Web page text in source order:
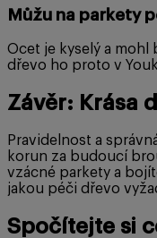
Můžu na parkety
Ocet je kyselý a mohl
dřevo ho proto v
Závěr: Krása
Pravidelnost a
korun za budoucí
vzácné parkety a
jakou péči dřevo
Spočítejte si